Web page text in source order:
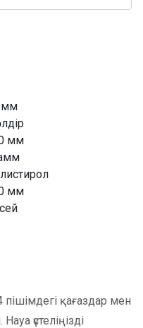
мм
мм
мм
қағаздар мен
үстеліңізді